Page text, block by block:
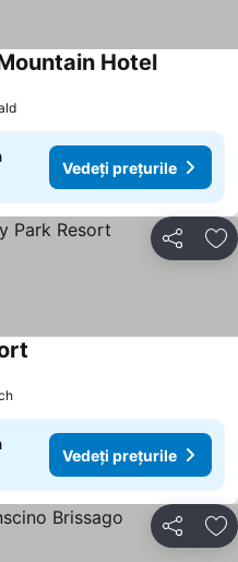
Hotel
Vedeți prețurile
Distribuiți
Vedeți prețurile
Distribuiți